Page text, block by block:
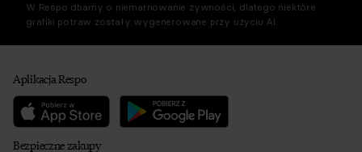
W Respo dbamy o niemarnowanie żywności, dlatego niektóre
grafiki potraw zostały wygenerowane przy użyciu AI.
Aplikacja Respo
Bezpieczne zakupy